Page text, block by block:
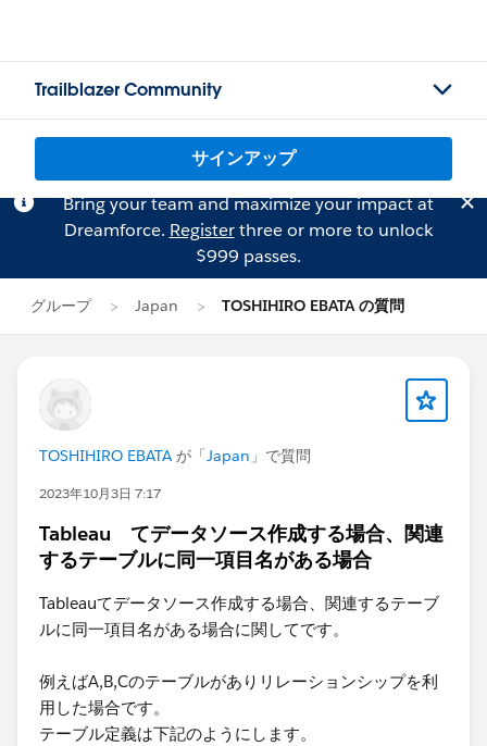
Trailblazer Community
サインアップ
Bring your team and maximize your impact at
Dreamforce. Registerthree or more to unlock
$999 passes.
グループ Japan TOSHIHIRO EBATA の質問
TOSHIHIRO EBATA が「Japan 」で質問
2023年10月3日 7:17
Tableau てデータソース作成する場合、関連
するテーブルに同一項目名がある場合
Tableauてデータソース作成する場合、関連するテーブ
ルに同一項目名がある場合に関してです。
例えばA,B,Cのテーブルがありリレーションシップを利
用した場合です。
テーブル定義は下記のようにします。